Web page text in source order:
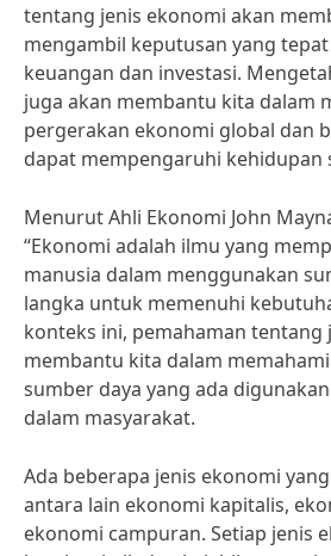
tentang jenis ekonomi akan
mengambil keputusan yang
keuangan dan investasi.
juga akan membantu kita dalam
pergerakan ekonomi global dan
dapat mempengaruhi kehidupan
Menurut Ahli Ekonomi John
“Ekonomi adalah ilmu yang
manusia dalam menggunakan
langka untuk memenuhi
konteks ini, pemahaman tentang
membantu kita dalam
sumber daya yang ada
dalam masyarakat.
Ada beberapa jenis ekonomi
antara lain ekonomi kapitalis,
ekonomi campuran. Setiap jenis